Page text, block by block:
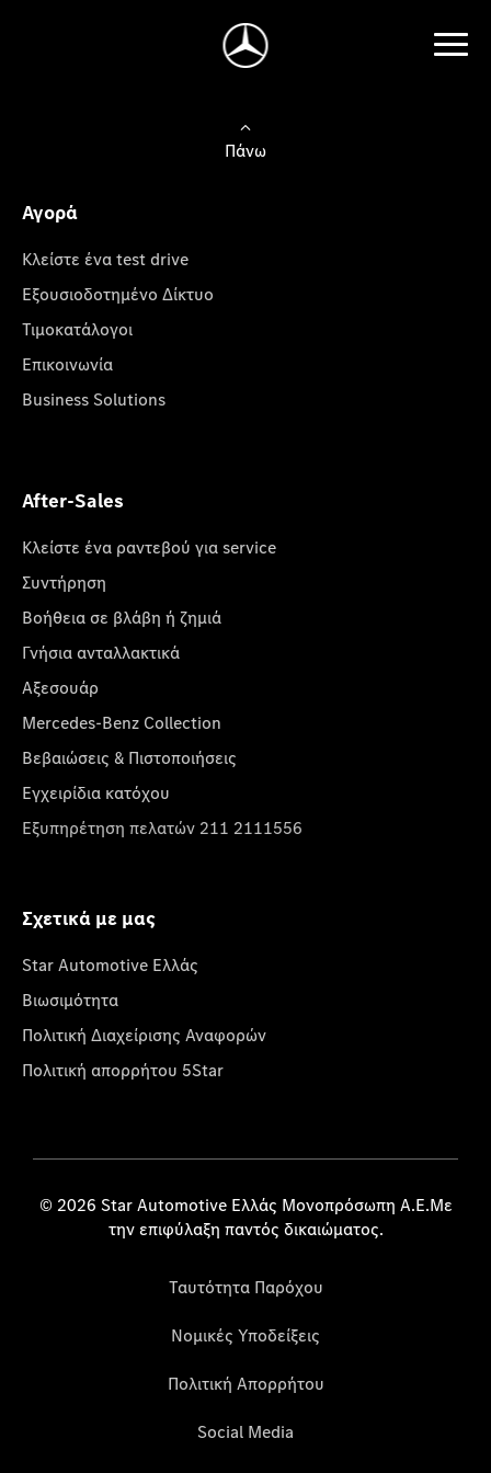
Πάνω
Αγορά
Κλείστε ένα test drive
Εξουσιοδοτημένο Δίκτυο
Τιμοκατάλογοι
Επικοινωνία
Business Solutions
After-Sales
Κλείστε ένα ραντεβού για service
Συντήρηση
Βοήθεια σε βλάβη ή ζημιά
Γνήσια ανταλλακτικά
Αξεσουάρ
Mercedes-Benz Collection
Βεβαιώσεις & Πιστοποιήσεις
Εγχειρίδια κατόχου
Εξυπηρέτηση πελατών 211 2111556
Σχετικά με μας
Star Automotive Ελλάς
Βιωσιμότητα
Πολιτική Διαχείρισης Αναφορών
Πολιτική απορρήτου 5Star
© 2026 Star Automotive Ελλάς Μονοπρόσωπη Α.Ε.Με
την επιφύλαξη παντός δικαιώματος.
Ταυτότητα Παρόχου
Νομικές Υποδείξεις
Πολιτική Απορρήτου
Social Media